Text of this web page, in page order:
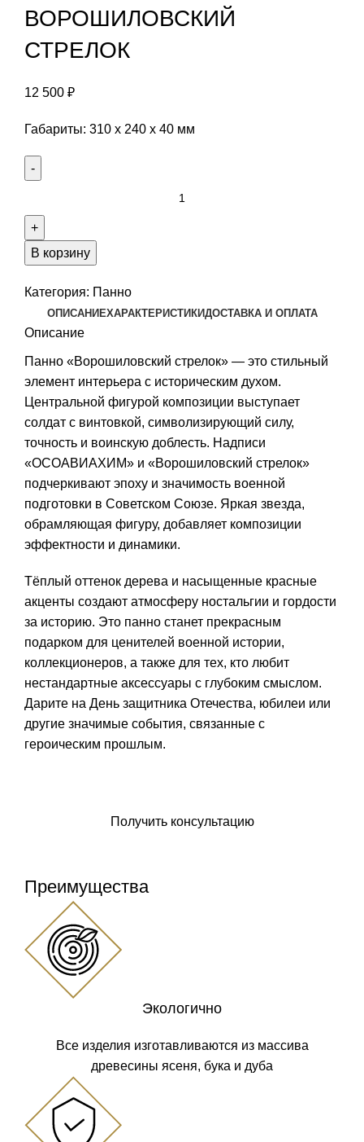
ВОРОШИЛОВСКИЙ
СТРЕЛОК
12 500 ₽
Габариты: 310 х 240 х 40 мм
резное
ВОРОШИЛОВСКИЙ
В корзину
Категория: Панно
ОПИСАНИЕХАРАКТЕРИСТИКИДОСТАВКА И ОПЛАТА
Описание
Панно «Ворошиловский стрелок» — это стильный
элемент интерьера с историческим духом.
Центральной фигурой композиции выступает
солдат с винтовкой, символизирующий силу,
точность и воинскую доблесть. Надписи
«ОСОАВИАХИМ» и «Ворошиловский стрелок»
подчеркивают эпоху и значимость военной
подготовки в Советском Союзе. Яркая звезда,
обрамляющая фигуру, добавляет композиции
эффектности и динамики.
Тёплый оттенок дерева и насыщенные красные
акценты создают атмосферу ностальгии и гордости
за историю. Это панно станет прекрасным
подарком для ценителей военной истории,
коллекционеров, а также для тех, кто любит
нестандартные аксессуары с глубоким смыслом.
Дарите на День защитника Отечества, юбилеи или
другие значимые события, связанные с
героическим прошлым.
Получить консультацию
Преимущества
Экологично
Все изделия изготавливаются из массива
древесины ясеня, бука и дуба